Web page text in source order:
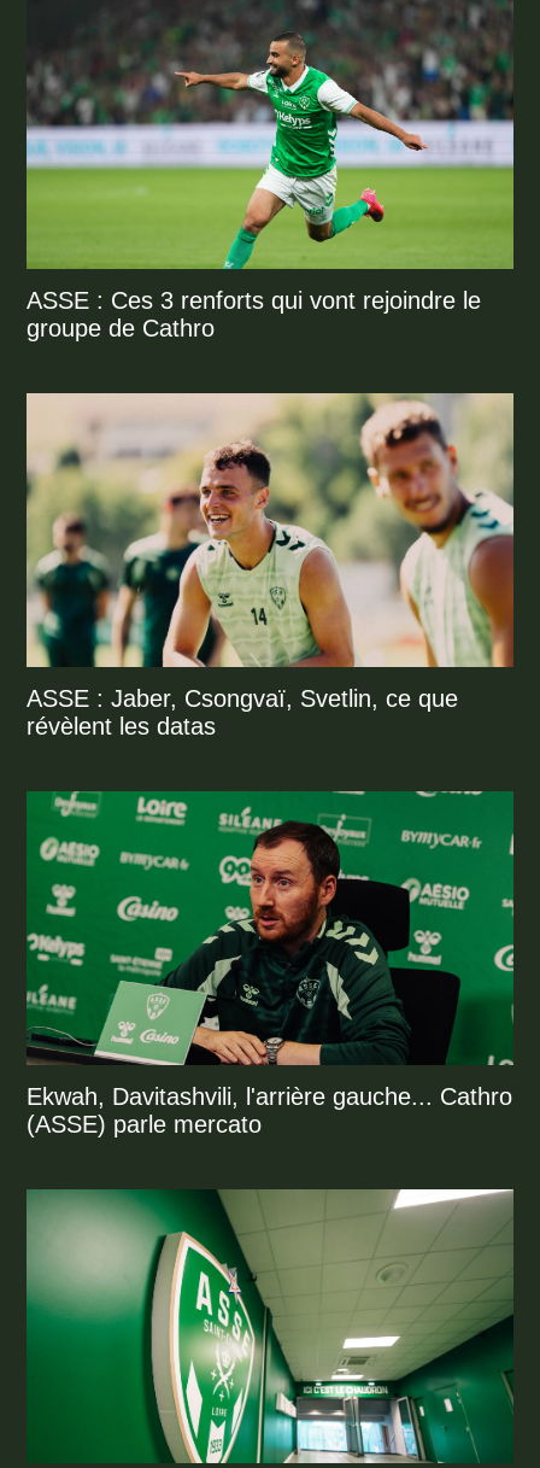
ASSE : Ces 3 renforts qui vont rejoindre le
groupe de Cathro
ASSE : Jaber, Csongvaï, Svetlin, ce que
révèlent les datas
Ekwah, Davitashvili, l'arrière gauche... Cathro
(ASSE) parle mercato